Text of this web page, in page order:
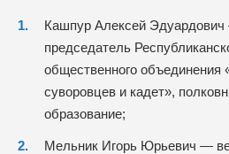
Кашпур Алексей
председатель
общественного объединения
суворовцев и кадет»,
образование;
Мельник Игорь Юрьевич —